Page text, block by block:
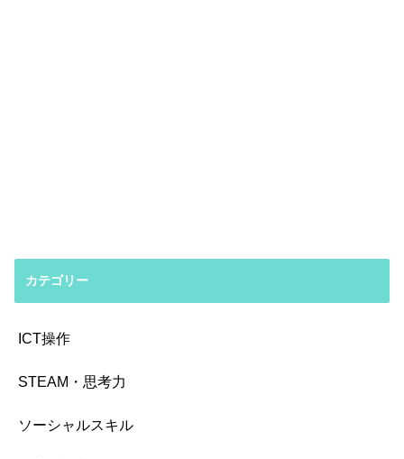
カテゴリー
ICT操作
STEAM・思考力
ソーシャルスキル